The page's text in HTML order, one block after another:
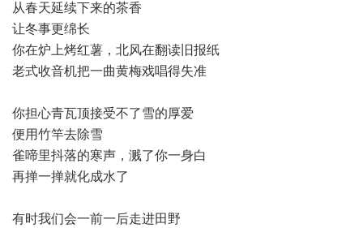
从春天延续下来的茶香
让冬事更绵长
你在炉上烤红薯，北风在翻读旧报纸
老式收音机把一曲黄梅戏唱得失准
你担心青瓦顶接受不了雪的厚爱
便用竹竿去除雪
雀啼里抖落的寒声，溅了你一身白
再掸一掸就化成水了
有时我们会一前一后走进田野